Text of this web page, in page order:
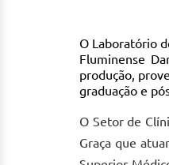
O Laboratório
Fluminense
produção,
graduação e
O Setor de
Graça que